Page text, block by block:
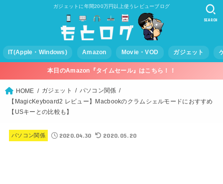
ガジェットに年間200万円以上使うレビューブログ
IT(Apple・Windows) Amazon Movie・VOD ガジェット
SEARCH
本日のAmazon『タイムセール』はこちら！！
HOME ガジェット
パソコン関係
【MagicKeyboard2 レビュー】Macbookのクラムシェルモードにおすすめ
【USキーとの比較も】
パソコン関係 2020.04.30 2020.05.20